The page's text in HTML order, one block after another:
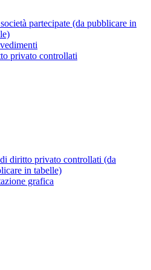
partecipate (da pubblicare in
privato controllati
diritto privato controllati (da
in tabelle)
grafica